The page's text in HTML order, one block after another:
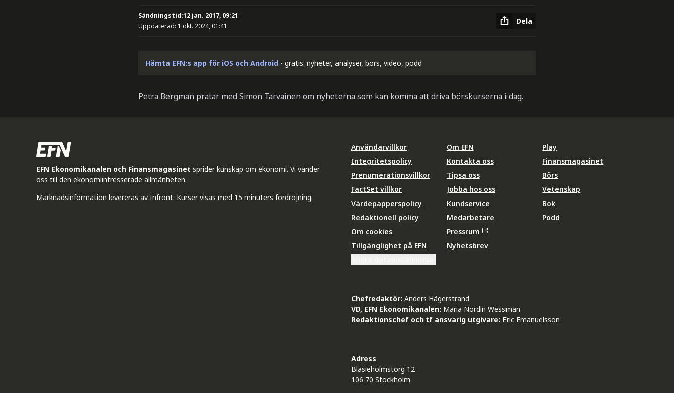
Sändningstid:12 jan. 2017, 09:21
Uppdaterad: 1 okt. 2024, 01:41
Dela
Hämta EFN:s app för iOS och Android - gratis: nyheter, analyser, börs, video, podd
Petra Bergman pratar med Simon Tarvainen om nyheterna som kan komma att driva börskurserna i dag.
EFN Ekonomikanalen och Finansmagasinet sprider kunskap om ekonomi. Vi vänder
oss till den ekonomiintresserade allmänheten.
Marknadsinformation levereras av Infront. Kurser visas med 15 minuters fördröjning.
Användarvillkor
Integritetspolicy
Prenumerationsvillkor
FactSet villkor
Värdepapperspolicy
Redaktionell policy
Om cookies
Tillgänglighet på EFN
Om EFN
Kontakta oss
Tipsa oss
Jobba hos oss
Kundservice
Medarbetare
Pressrum
Nyhetsbrev
Play
Finansmagasinet
Börs
Vetenskap
Bok
Podd
Chefredaktör: Anders Hägerstrand
VD, EFN Ekonomikanalen: Maria Nordin Wessman
Redaktionschef och tf ansvarig utgivare: Eric Emanuelsson
Adress
Blasieholmstorg 12
106 70 Stockholm